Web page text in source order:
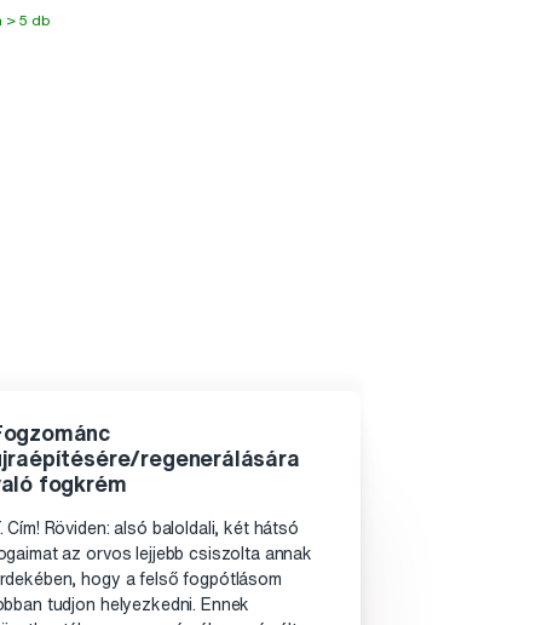
> 5 db
regenerálására
fogkrém
Cím! Röviden: alsó baloldali, két hátsó
az orvos lejjebb csiszolta annak
hogy a felső fogpótlásom
tudjon helyezkedni. Ennek